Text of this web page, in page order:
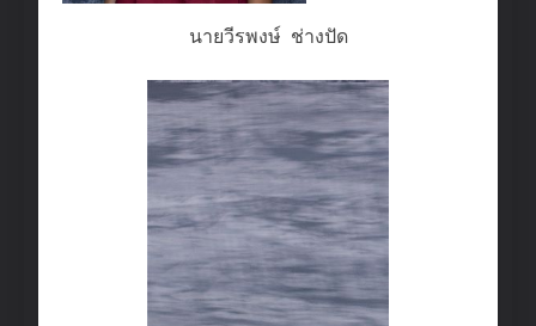
นายวีรพงษ์ ช่างปัด